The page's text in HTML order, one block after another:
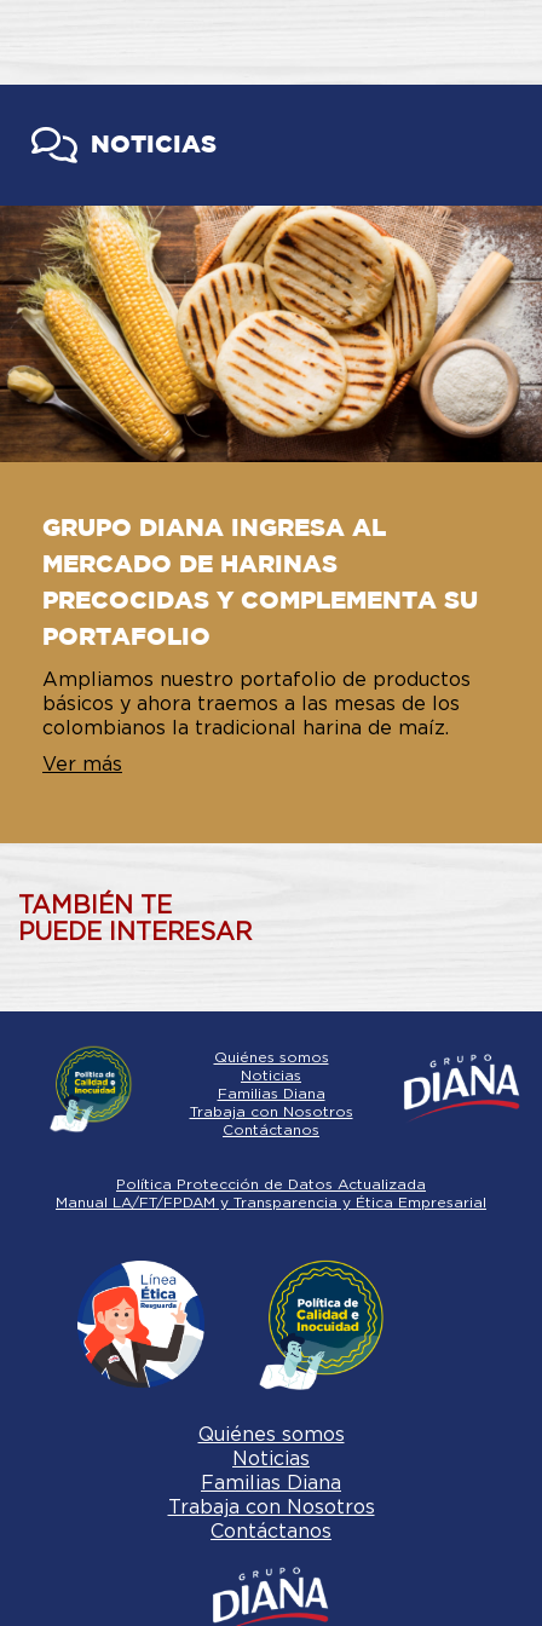
NOTICIAS
GRUPO DIANA INGRESA AL
MERCADO DE HARINAS
PRECOCIDAS Y COMPLEMENTA SU
PORTAFOLIO
Ampliamos nuestro portafolio de productos
básicos y ahora traemos a las mesas de los
colombianos la tradicional harina de maíz.
Ver más
TAMBIÉN TE
PUEDE INTERESAR
Quiénes somos
Noticias
Familias Diana
Trabaja con Nosotros
Contáctanos
Política Protección de Datos Actualizada
Manual LA/FT/FPDAM y Transparencia y Ética Empresarial
Quiénes somos
Noticias
Familias Diana
Trabaja con Nosotros
Contáctanos